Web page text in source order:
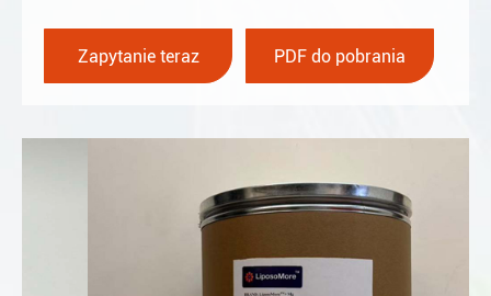
Zapytanie teraz PDF do pobrania